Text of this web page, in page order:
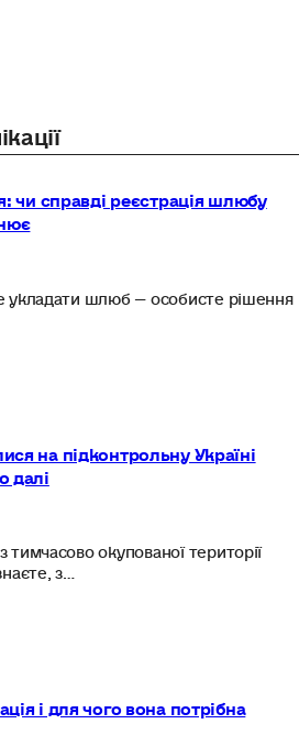
чи справді реєстрація шлюбу
укладати шлюб — особисте рішення
на підконтрольну Україні
далі
тимчасово окупованої території
з…
і для чого вона потрібна